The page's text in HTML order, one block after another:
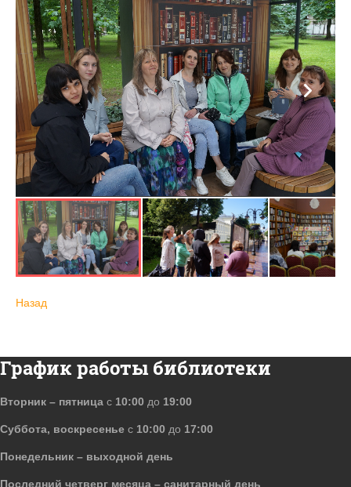
Назад
График работы библиотеки
Вторник – пятница с 10:00 до 19:00
Суббота, воскресенье с 10:00 до 17:00
Понедельник – выходной день
Последний четверг месяца – санитарный день